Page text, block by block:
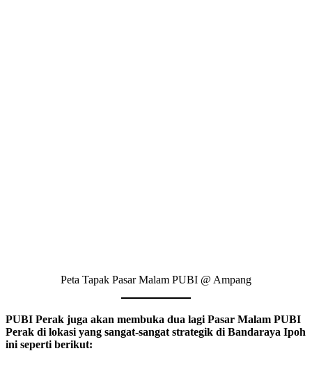
Peta Tapak Pasar Malam PUBI @ Ampang
PUBI Perak juga akan membuka dua lagi Pasar Malam PUBI
Perak di lokasi yang sangat-sangat strategik di Bandaraya Ipoh
ini seperti berikut: